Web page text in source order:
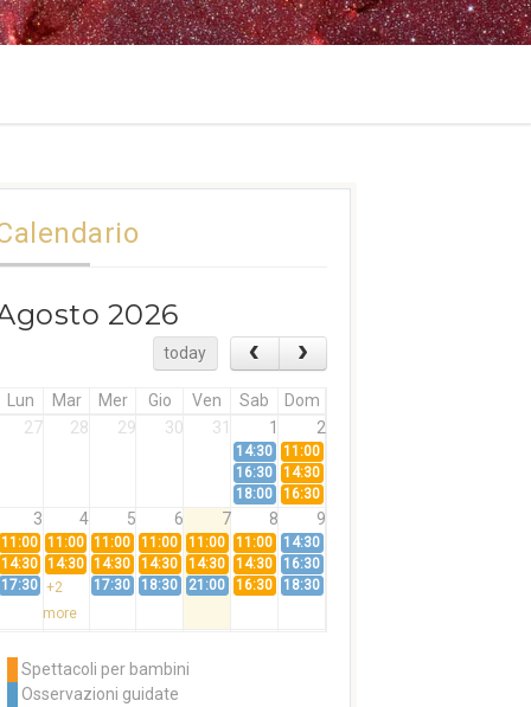
2026
today
Lun Mar Mer Gio Ven Sab
Dom
27
28 29 30 31 1 2
14:30
11:00
16:30
14:30
18:00
16:30
3 4 5 6 7 8 9
11:00 11:00 11:00 11:00 11:00 11:00
14:30
14:30 14:30 14:30 14:30 14:30 14:30
16:30
17:30 +2
more
17:30 18:30 21:00 16:30 18:30
11:00
14:30
Spettacoli per bambini
Osservazioni guidate